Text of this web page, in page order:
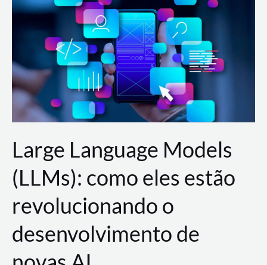
de
a
AWS?
Large Language Models
(LLMs): como eles estão
revolucionando o
desenvolvimento de